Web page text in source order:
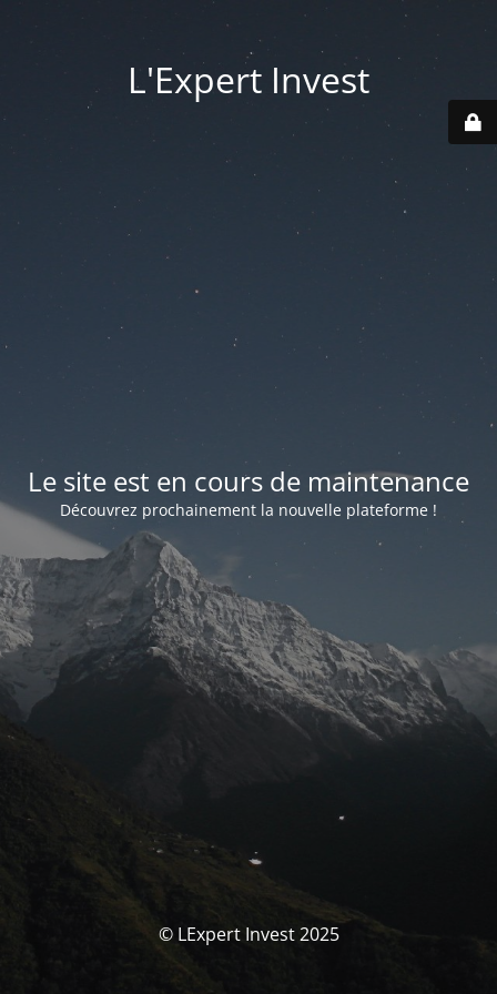
L'Expert Invest
Le site est en cours de maintenance
Découvrez prochainement la nouvelle plateforme !
© LExpert Invest 2025